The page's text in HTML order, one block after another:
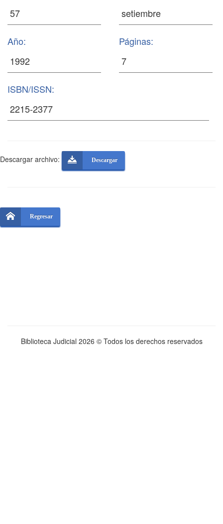
Año: Páginas:
ISBN/ISSN:
Descargar archivo: Descargar
Regresar
Biblioteca Judicial 2026 © Todos los derechos reservados